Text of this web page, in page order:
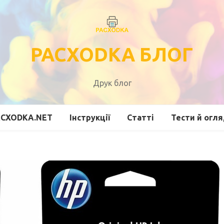
PACXODKA БЛОГ
Друк блог
Інструкції Статті Тести й